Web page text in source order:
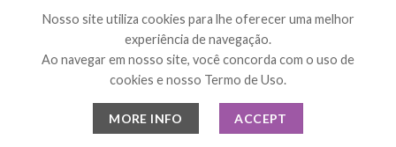
O Yoga oferece técnicas que promovem o
relaxamento e a autoconsciência, ajudando a
liberar tensões emocionais acumuladas no corpo.
Práticas de respiração e meditação auxiliam na
regulação das emoções e na redução do estresse,
criando um ambiente propício para a recuperação
Nosso site utiliza cookies para lhe oferecer uma melhor
experiência de navegação.
Ao navegar em nosso site, você concorda com o uso de
cookies e nosso Termo de Uso.
MORE INFO ACCEPT